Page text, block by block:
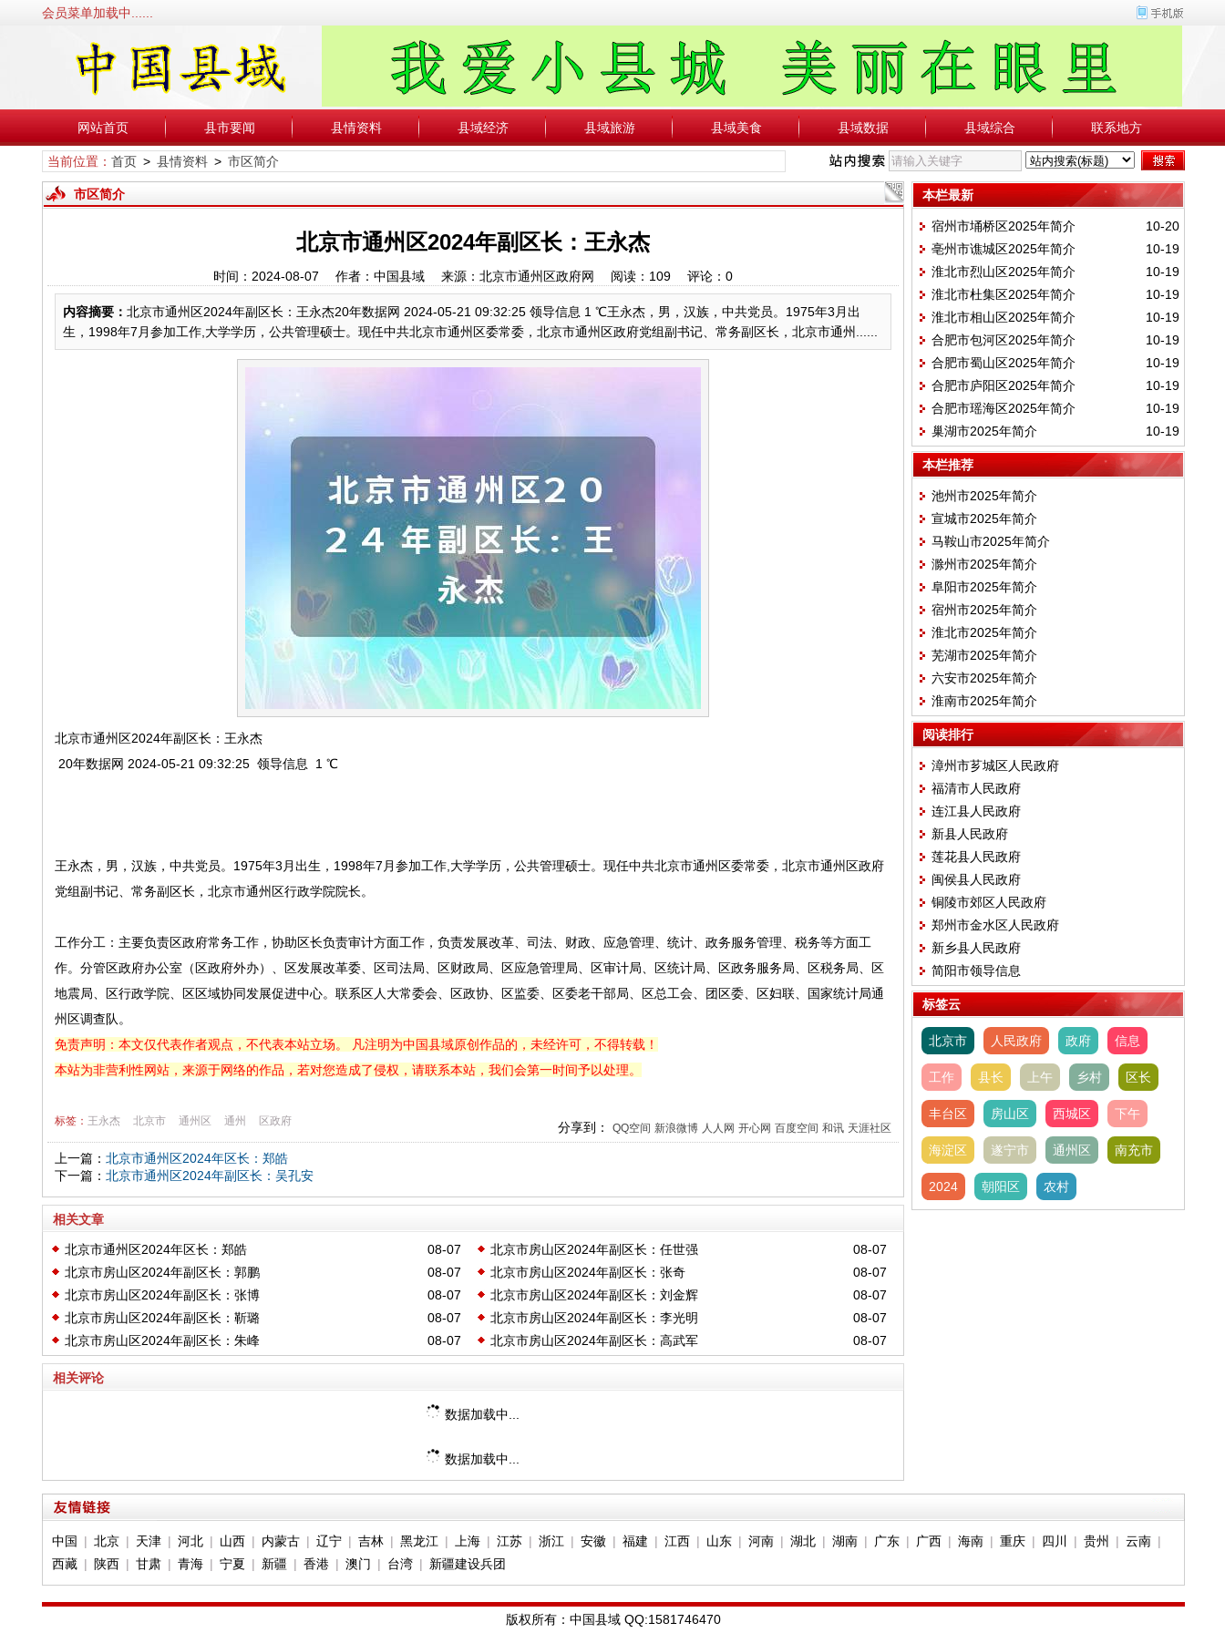
会员菜单加载中......
网站首页 县市要闻 县情资料 县域经济 县域旅游 县域美食 县域数据 县域综合 联系地方
当前位置： 首页> 县情资料> 市区简介
市区简介
北京市通州区2024年副区长：王永杰
时间：2024-08-07 作者：中国县域 来源：北京市通州区政府网 阅读： 109评论： 0
内容摘要： 北京市通州区2024年副区长：王永杰20年数据网 2024-05-21 09:32:25 领导信息 1 ℃王永杰，男，汉族，中共党员。1975年3月出
生，1998年7月参加工作,大学学历，公共管理硕士。现任中共北京市通州区委常委，北京市通州区政府党组副书记、常务副区长，北京市通州......
北京市通州区2024年副区长：王永杰
20年数据网 2024-05-21 09:32:25 领导信息 1 ℃
王永杰，男，汉族，中共党员。1975年3月出生，1998年7月参加工作,大学学历，公共管理硕士。现任中共北京市通州区委常委，北京市通州区政府
党组副书记、常务副区长，北京市通州区行政学院院长。
工作分工：主要负责区政府常务工作，协助区长负责审计方面工作，负责发展改革、司法、财政、应急管理、统计、政务服务管理、税务等方面工
作。分管区政府办公室（区政府外办）、区发展改革委、区司法局、区财政局、区应急管理局、区审计局、区统计局、区政务服务局、区税务局、区
地震局、区行政学院、区区域协同发展促进中心。联系区人大常委会、区政协、区监委、区委老干部局、区总工会、团区委、区妇联、国家统计局通
州区调查队。
免责声明：本文仅代表作者观点，不代表本站立场。 凡注明为中国县域原创作品的，未经许可，不得转载！
本站为非营利性网站，来源于网络的作品，若对您造成了侵权，请联系本站，我们会第一时间予以处理。
标签： 王永杰 北京市 通州区 通州 区政府 分享到： QQ空间 新浪微博 人人网 开心网 百度空间 和讯 天涯社区
上一篇： 北京市通州区2024年区长：郑皓
下一篇： 北京市通州区2024年副区长：吴孔安
相关文章
08-07
北京市通州区2024年区长：郑皓 08-07
北京市房山区2024年副区长：任世强
08-07
北京市房山区2024年副区长：郭鹏 08-07
北京市房山区2024年副区长：张奇
08-07
北京市房山区2024年副区长：张博 08-07
北京市房山区2024年副区长：刘金辉
08-07
北京市房山区2024年副区长：靳璐 08-07
北京市房山区2024年副区长：李光明
08-07
北京市房山区2024年副区长：朱峰 08-07
北京市房山区2024年副区长：高武军
相关评论
数据加载中...
数据加载中...
本栏最新
10-20
宿州市埇桥区2025年简介
10-19
亳州市谯城区2025年简介
10-19
淮北市烈山区2025年简介
10-19
淮北市杜集区2025年简介
10-19
淮北市相山区2025年简介
10-19
合肥市包河区2025年简介
10-19
合肥市蜀山区2025年简介
10-19
合肥市庐阳区2025年简介
10-19
合肥市瑶海区2025年简介
10-19
巢湖市2025年简介
本栏推荐
池州市2025年简介
宣城市2025年简介
马鞍山市2025年简介
滁州市2025年简介
阜阳市2025年简介
宿州市2025年简介
淮北市2025年简介
芜湖市2025年简介
六安市2025年简介
淮南市2025年简介
阅读排行
漳州市芗城区人民政府
福清市人民政府
连江县人民政府
新县人民政府
莲花县人民政府
闽侯县人民政府
铜陵市郊区人民政府
郑州市金水区人民政府
新乡县人民政府
简阳市领导信息
标签云
北京市 人民政府 政府 信息
工作 县长 上午 乡村 区长
丰台区 房山区 西城区 下午
海淀区 遂宁市 通州区 南充市
2024 朝阳区 农村
中国 | 北京| 天津| 河北| 山西| 内蒙古| 辽宁| 吉林| 黑龙江 | 上海| 江苏| 浙江 | 安徽| 福建 | 江西| 山东| 河南| 湖北| 湖南| 广东| 广西| 海南| 重庆| 四川 | 贵州 | 云南|
西藏| 陕西| 甘肃| 青海| 宁夏 | 新疆 | 香港| 澳门 | 台湾| 新疆建设兵团
版权所有：中国县域 QQ:1581746470